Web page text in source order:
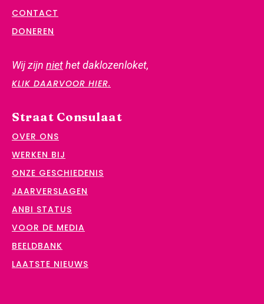
CONTACT
DONEREN
Wij zijn niethet daklozenloket,
KLIK DAARVOOR HIER.
Straat Consulaat
OVER ONS
WERKEN BIJ
ONZE GESCHIEDENIS
JAARVERSLAGEN
ANBI STATUS
VOOR DE MEDIA
BEELDBANK
LAATSTE NIEUWS